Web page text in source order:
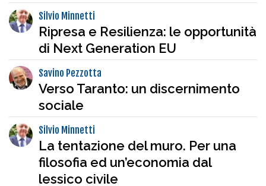
Silvio Minnetti
Ripresa e Resilienza: le opportunità
di Next Generation EU
Savino Pezzotta
Verso Taranto: un discernimento
sociale
Silvio Minnetti
La tentazione del muro. Per una
filosofia ed un’economia dal
lessico civile